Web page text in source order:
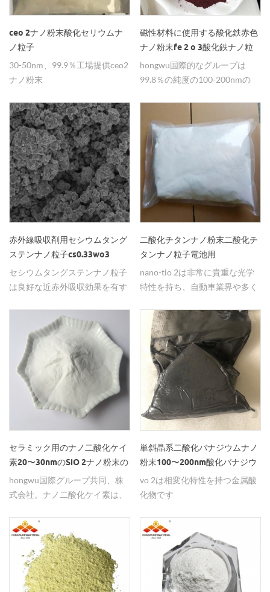
ceo 2ナノ粉末酸化セリウムナ
ノ粒子
30-50nm、99.9％工場提供ceo2
ナノ粉末
磁性材料に使用する酸化鉄赤色
ナノ粉末fe 2 o 3酸化鉄ナノ粒
子
hongwu国際的なグループは
99.8％の純度の100-200nmの
す。 fe3o4ナノ粉末も利用可能
です。詳細については今すぐお
問い合わせください。
赤外線吸収剤用セシウムタング
ステンナノ粒子cs0.33wo3
セシウムタングステンナノ粒子
は良好な近赤外吸収効果を有す
それは近赤外領域に強い吸収を
有する。
二酸化チタンナノ粉末二酸化チ
タンナノ粒子電池用
nano-tio 2は非常に貴重な光学
特性を持ち、自動車業界や多く
います。＆nbsp;
セラミック用のナノ二酸化ケイ
素20〜30nmのSiO 2ナノ粉末の
使用
hongwu国際グループ共同、株
式会社。ナノ二酸化ケイ素は、
０ｎｍのセラミック産業などに
おいて使用することができる。
単斜晶系二酸化バナジウムナノ
粉末100〜200nm酸化バナジウ
ム（iv）vo 2粒子
vo 2は相変化特性を持つ金属酸
化物です